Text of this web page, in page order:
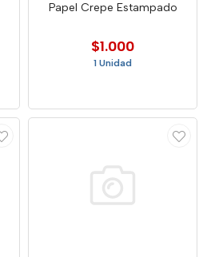
Papel Crepe Estampado
$1.000
1 Unidad